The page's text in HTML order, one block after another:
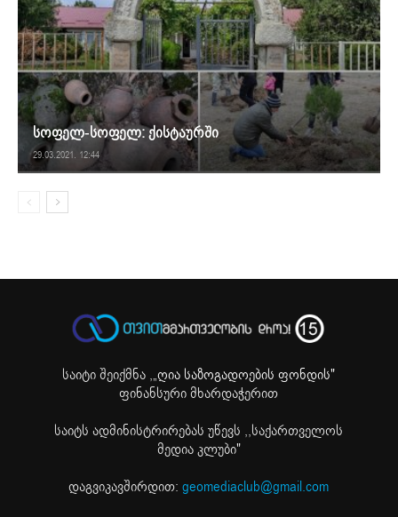
სოფელ-სოფელ: ქისტაურში
29.03.2021. 12:44
საიტი შეიქმნა ,„ღია საზოგადოების ფონდის"
ფინანსური მხარდაჭერით
საიტს ადმინისტრირებას უწევს ,,საქართველოს
მედია კლუბი"
დაგვიკავშირდით:geomediaclub@gmail.com